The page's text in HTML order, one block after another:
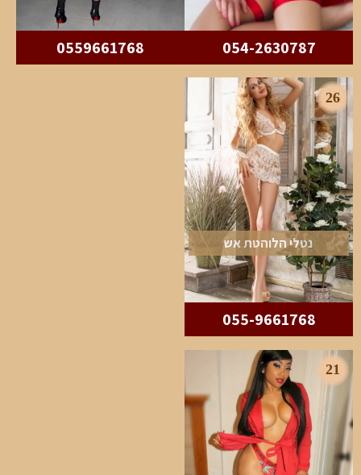
054-2630787
0559661768
26
נטלי הלוהטת אש
055-9661768
21